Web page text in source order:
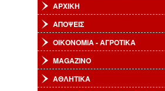
ΑΡΧΙΚΗ
ΑΠΟΨΕΙΣ
ΟΙΚΟΝΟΜΙΑ - ΑΓΡΟΤΙΚΑ
MAGAZINO
ΑΘΛΗΤΙΚΑ